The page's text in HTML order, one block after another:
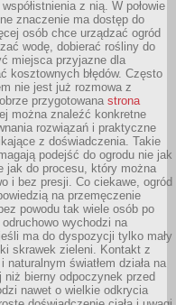
z nią. W połowie
znaczenie ma dostęp do
osób chce urządzać ogród
wodę, dobierać rośliny do
miejsca przyjazne dla
kosztownych błędów. Często
nie jest już rozmowa z
przygotowana strona
można znaleźć konkretne
rozwiązań i praktyczne
z doświadczenia. Takie
podejść do ogrodu nie jak
jak do procesu, który można
i bez presji. Co ciekawe, ogród
na przemęczenie
powodu tak wiele osób po
wychodzi na
ma do dyspozycji tylko mały
skrawek zieleni. Kontakt z
naturalnym światłem działa na
niż bierny odpoczynek przed
nawet o wielkie odkrycia